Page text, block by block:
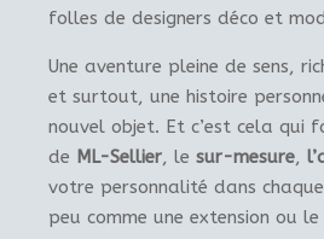
folles de designers déco et
Une aventure pleine de sens,
et surtout, une histoire
nouvel objet. Et c’est cela qui
de ML-Sellier, le sur-mesure,
votre personnalité dans
peu comme une extension ou